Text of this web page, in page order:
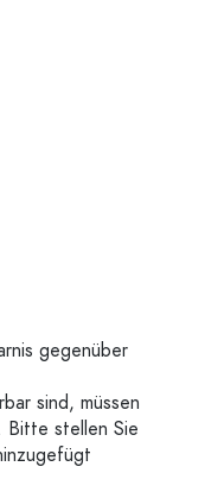
gegenüber
sind, müssen
Bitte stellen Sie